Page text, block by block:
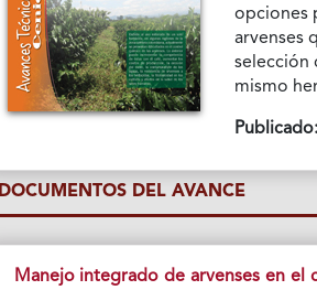
opciones
arvenses
selección
mismo
Publicado:
DOCUMENTOS DEL AVANCE
Manejo integrado de arvenses en el